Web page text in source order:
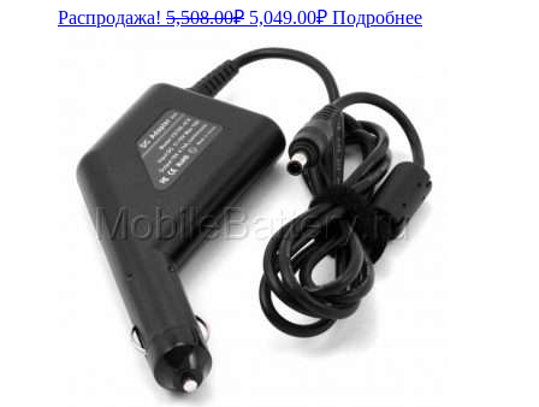
Распродажа! 5,508.00₽ Первоначальная
составляла
5,508.00₽.
5,049.00₽Текущая
цена:
Подробнее